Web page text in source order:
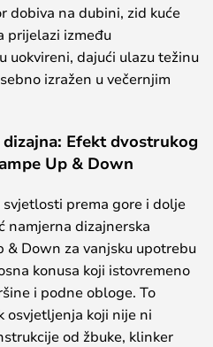
dobiva na dubini, zid kuće
prijelazi između
uokvireni, dajući ulazu težinu
izražen u večernjim
Efekt dvostrukog
Up & Down
prema gore i dolje
namjerna dizajnerska
& Down za vanjsku upotrebu
konusa koji istovremeno
i podne obloge. To
osvjetljenja koji nije ni
od žbuke, klinker